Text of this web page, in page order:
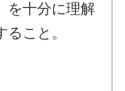
を十分に理解
こと。